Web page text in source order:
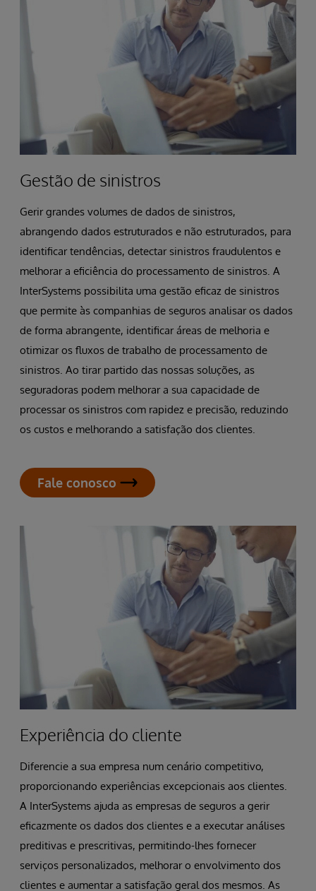
Gestão de sinistros
Gerir grandes volumes de dados de sinistros,
abrangendo dados estruturados e não estruturados, para
identificar tendências, detectar sinistros fraudulentos e
melhorar a eficiência do processamento de sinistros. A
InterSystems possibilita uma gestão eficaz de sinistros
que permite às companhias de seguros analisar os dados
de forma abrangente, identificar áreas de melhoria e
otimizar os fluxos de trabalho de processamento de
sinistros. Ao tirar partido das nossas soluções, as
seguradoras podem melhorar a sua capacidade de
processar os sinistros com rapidez e precisão, reduzindo
os custos e melhorando a satisfação dos clientes.
Fale conosco
Experiência do cliente
Diferencie a sua empresa num cenário competitivo,
proporcionando experiências excepcionais aos clientes.
A InterSystems ajuda as empresas de seguros a gerir
eficazmente os dados dos clientes e a executar análises
preditivas e prescritivas, permitindo-lhes fornecer
serviços personalizados, melhorar o envolvimento dos
clientes e aumentar a satisfação geral dos mesmos. As